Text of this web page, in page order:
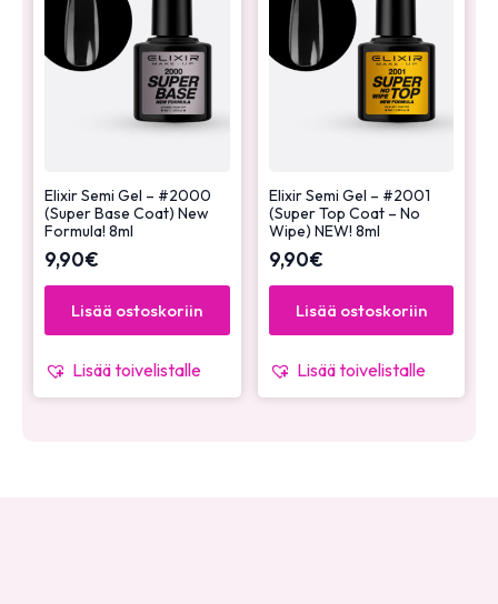
Elixir Semi Gel – #2000
(Super Base Coat) New
Formula! 8ml
9,90€
Lisää ostoskoriin
Lisää toivelistalle
Elixir Semi Gel – #2001
(Super Top Coat – No
Wipe) NEW! 8ml
9,90€
Lisää ostoskoriin
Lisää toivelistalle